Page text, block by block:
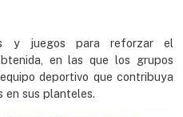
y juegos para reforzar el
en las que los grupos
deportivo que contribuya
en sus planteles.